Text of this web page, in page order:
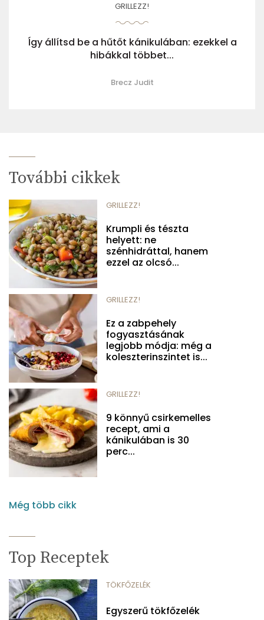
GRILLEZZ!
Így állítsd be a hűtőt kánikulában: ezekkel a
hibákkal többet...
Brecz Judit
További cikkek
GRILLEZZ!
Krumpli és tészta
helyett: ne
szénhidráttal, hanem
ezzel az olcsó...
GRILLEZZ!
Ez a zabpehely
fogyasztásának
legjobb módja: még a
koleszterinszintet is...
GRILLEZZ!
9 könnyű csirkemelles
recept, ami a
kánikulában is 30
perc...
Még több cikk
Top Receptek
TÖKFŐZELÉK
Egyszerű tökfőzelék